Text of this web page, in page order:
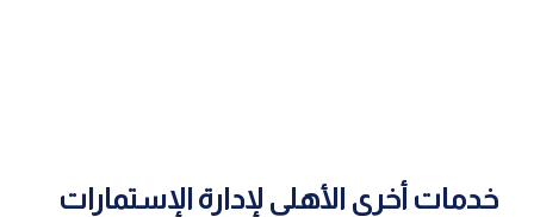
خدمات أخرى الأهلى لإدارة الإستمارات